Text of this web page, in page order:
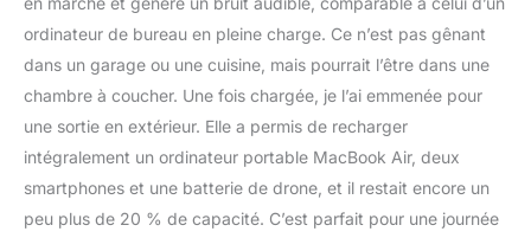
ordinateur de bureau en pleine charge. Ce n’est pas gênant
dans un garage ou une cuisine, mais pourrait l’être dans une
chambre à coucher. Une fois chargée, je l’ai emmenée pour
une sortie en extérieur. Elle a permis de recharger
intégralement un ordinateur portable MacBook Air, deux
smartphones et une batterie de drone, et il restait encore un
peu plus de 20 % de capacité. C’est parfait pour une journée